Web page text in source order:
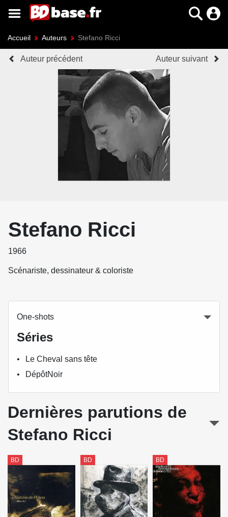
Accueil Auteurs Stefano Ricci
Auteur précédent Auteur suivant
Stefano Ricci
1966
Scénariste, dessinateur & coloriste
One-shots
Séries
Le Cheval sans tête
DépôtNoir
Dernières parutions de
Stefano Ricci
BD BD BD